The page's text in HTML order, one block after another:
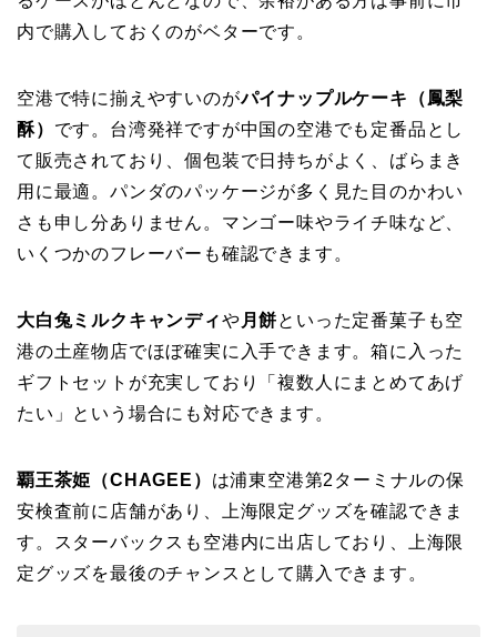
内で購入しておくのがベターです。
空港で特に揃えやすいのがパイナップルケーキ（鳳梨
酥） です。台湾発祥ですが中国の空港でも定番品とし
て販売されており、個包装で日持ちがよく、ばらまき
用に最適。パンダのパッケージが多く見た目のかわい
さも申し分ありません。マンゴー味やライチ味など、
いくつかのフレーバーも確認できます。
大白兔ミルクキャンディや 月餅といった定番菓子も空
港の土産物店でほぼ確実に入手できます。箱に入った
ギフトセットが充実しており「複数人にまとめてあげ
たい」という場合にも対応できます。
覇王茶姫（CHAGEE） は浦東空港第2ターミナルの保
安検査前に店舗があり、上海限定グッズを確認できま
す。スターバックスも空港内に出店しており、上海限
定グッズを最後のチャンスとして購入できます。